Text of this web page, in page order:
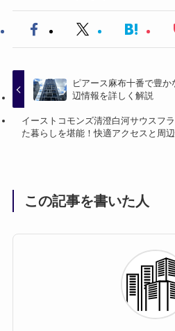
ピアース麻布十番で豊
辺情報を詳しく解説
イーストコモンズ清澄白河サウスフ
た暮らしを堪能！快適アクセスと周
この記事を書いた人